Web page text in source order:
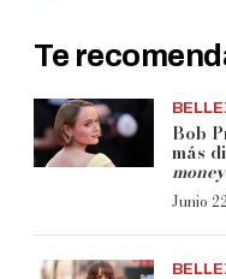
Te
Bob
más
money
Junio